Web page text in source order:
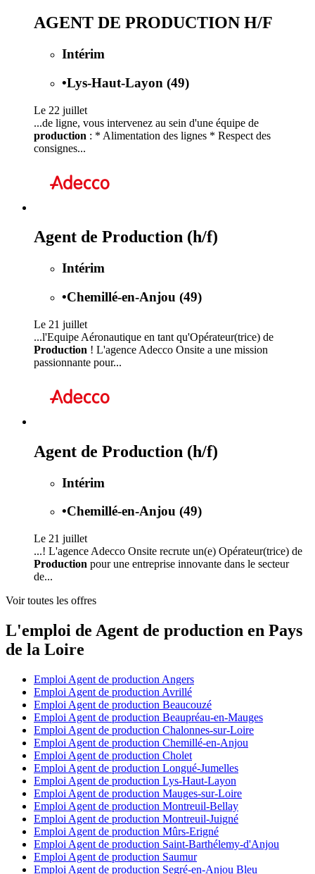
AGENT DE PRODUCTION H/F
Intérim
•Lys-Haut-Layon (49)
Le 22 juillet
...de ligne, vous intervenez au sein d'une équipe de
production : * Alimentation des lignes * Respect des
consignes...
Agent de Production (h/f)
Intérim
•Chemillé-en-Anjou (49)
Le 21 juillet
...l'Equipe Aéronautique en tant qu'Opérateur(trice) de
Production ! L'agence Adecco Onsite a une mission
passionnante pour...
Agent de Production (h/f)
Intérim
•Chemillé-en-Anjou (49)
Le 21 juillet
...! L'agence Adecco Onsite recrute un(e) Opérateur(trice) de
Production pour une entreprise innovante dans le secteur
de...
Voir toutes les offres
L'emploi de Agent de production en Pays
de la Loire
Emploi Agent de production Angers
Emploi Agent de production Avrillé
Emploi Agent de production Beaucouzé
Emploi Agent de production Beaupréau-en-Mauges
Emploi Agent de production Chalonnes-sur-Loire
Emploi Agent de production Chemillé-en-Anjou
Emploi Agent de production Cholet
Emploi Agent de production Longué-Jumelles
Emploi Agent de production Lys-Haut-Layon
Emploi Agent de production Mauges-sur-Loire
Emploi Agent de production Montreuil-Bellay
Emploi Agent de production Montreuil-Juigné
Emploi Agent de production Mûrs-Erigné
Emploi Agent de production Saint-Barthélemy-d'Anjou
Emploi Agent de production Saumur
Emploi Agent de production Segré-en-Anjou Bleu